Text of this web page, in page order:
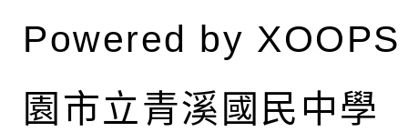
Powered by XOOPS
園市立青溪國民中學